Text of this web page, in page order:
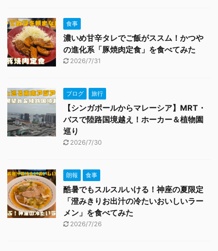
食事
濃いめ甘辛タレでご飯がススム！かつや
の進化系「豚焼肉定食」を食べてみた
2026/7/31
ブログ 旅行
【シンガポールからマレーシア】MRT・
バスで陸路国境越え！ホーカー＆植物園
巡り
2026/7/30
朗報 食事
酷暑でもスルスルいける！神座の夏限定
「澄みきりお出汁の冷たいおいしいラー
メン」を食べてみた
2026/7/26